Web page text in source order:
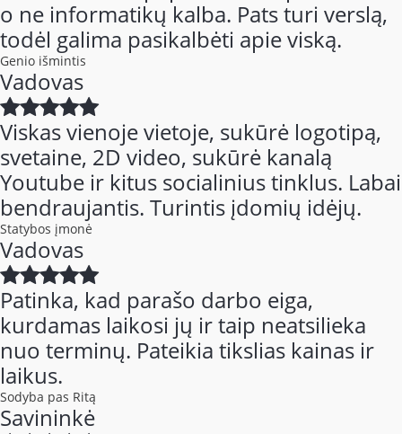
o ne informatikų kalba. Pats turi verslą,
todėl galima pasikalbėti apie viską.
Genio išmintis
Vadovas
Viskas vienoje vietoje, sukūrė logotipą,
svetaine, 2D video, sukūrė kanalą
Youtube ir kitus socialinius tinklus. Labai
bendraujantis. Turintis įdomių idėjų.
Statybos įmonė
Vadovas
Patinka, kad parašo darbo eiga,
kurdamas laikosi jų ir taip neatsilieka
nuo terminų. Pateikia tikslias kainas ir
laikus.
Sodyba pas Ritą
Savininkė